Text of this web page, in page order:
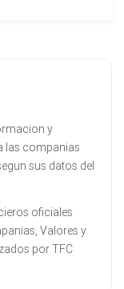
y
las companias
sus datos del
oficiales
Valores y
por TFC